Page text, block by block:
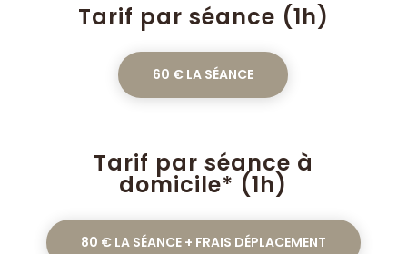
Tarif par séance (1h)
60 € LA SÉANCE
Tarif par séance à
domicile* (1h)
80 € LA SÉANCE + FRAIS DÉPLACEMENT